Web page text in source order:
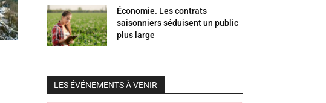
Économie. Les contrats
saisonniers séduisent un public
plus large
LES ÉVÉNEMENTS À VENIR